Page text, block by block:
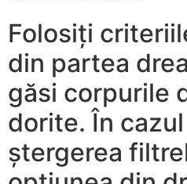
Folosiți
din partea
găsi corpurile
dorite. În
ștergerea